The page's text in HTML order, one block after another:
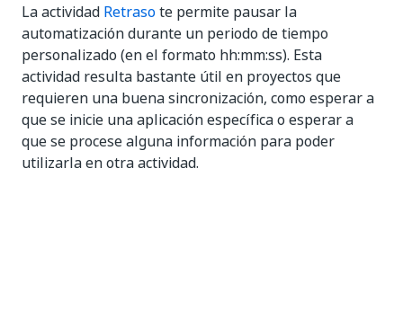
La actividad Retrasote permite pausar la
automatización durante un periodo de tiempo
personalizado (en el formato hh:mm:ss). Esta
actividad resulta bastante útil en proyectos que
requieren una buena sincronización, como esperar a
que se inicie una aplicación específica o esperar a
que se procese alguna información para poder
utilizarla en otra actividad.